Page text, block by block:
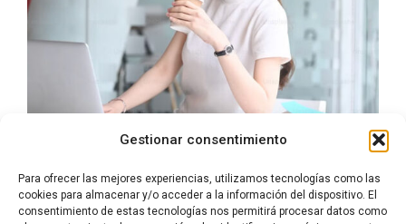
Gestionar consentimiento
Para ofrecer las mejores experiencias, utilizamos tecnologías como las
cookies para almacenar y/o acceder a la información del dispositivo. El
consentimiento de estas tecnologías nos permitirá procesar datos como